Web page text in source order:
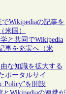
Wikipediaの記事を
米国）
と共同でWikipedia
事を充実へ（米
な知識を拡大する
ポータルサイ
Policy”を開設